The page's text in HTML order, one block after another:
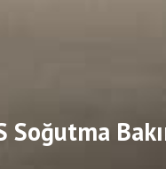
Soğutma